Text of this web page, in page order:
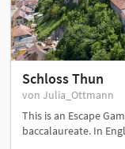
Schloss Thun
von Julia_Ottmann
This is an Escape
baccalaureate. In